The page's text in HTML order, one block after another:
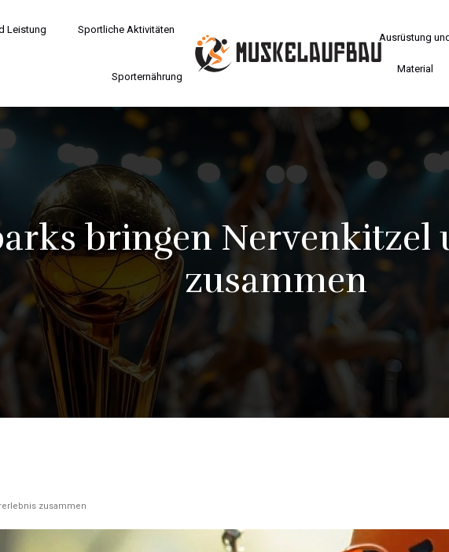
Sportliche Aktivitäten
Leistung
Sporternährung
Ausrüstung und
Material
bringen Nervenkitzel
zusammen
zusammen